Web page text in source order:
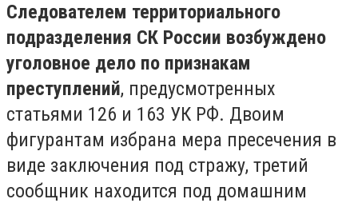
Следователем территориального
подразделения СК России возбуждено
уголовное дело по признакам
преступлений, предусмотренных
статьями 126 и 163 УК РФ. Двоим
фигурантам избрана мера пресечения в
виде заключения под стражу, третий
сообщник находится под домашним